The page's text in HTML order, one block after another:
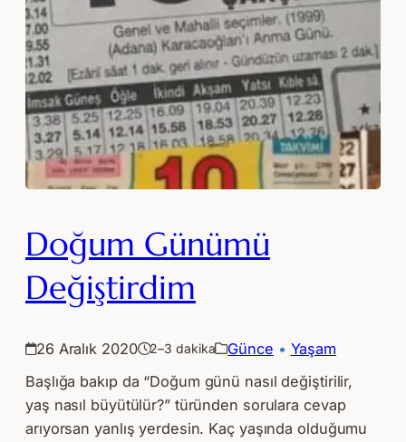
Doğum Günümü
Değiştirdim
26 Aralık 2020 2–3 dakika Günce • Yaşam
Başlığa bakıp da “Doğum günü nasıl değiştirilir,
yaş nasıl büyütülür?” türünden sorulara cevap
arıyorsan yanlış yerdesin. Kaç yaşında olduğumu